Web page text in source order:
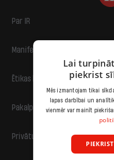
Par IR
Manifests
Ētikas kodekss
Pakalpojumu sniegšanas
Privātuma politika
Lai
piekrist
Mēs izmantojam tikai
lapas darbībai un
vienmēr var mainīt